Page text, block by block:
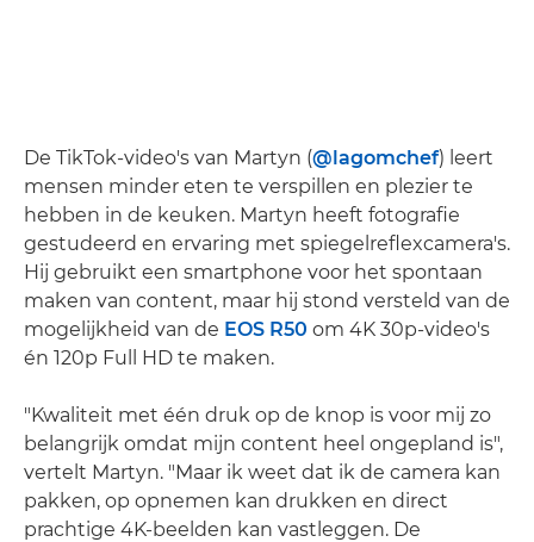
De TikTok-video's van Martyn (@lagomchef) leert
mensen minder eten te verspillen en plezier te
hebben in de keuken. Martyn heeft fotografie
gestudeerd en ervaring met spiegelreflexcamera's.
Hij gebruikt een smartphone voor het spontaan
maken van content, maar hij stond versteld van de
mogelijkheid van de EOS R50 om 4K 30p-video's
én 120p Full HD te maken.
"Kwaliteit met één druk op de knop is voor mij zo
belangrijk omdat mijn content heel ongepland is",
vertelt Martyn. "Maar ik weet dat ik de camera kan
pakken, op opnemen kan drukken en direct
prachtige 4K-beelden kan vastleggen. De